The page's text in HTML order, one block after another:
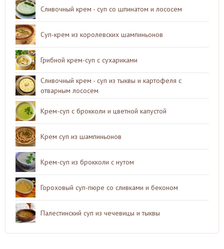
Сливочный крем - суп со шпинатом и лососем
Суп-крем из королевских шампиньонов
Грибной крем-суп с сухариками
Сливочный крем - суп из тыквы и картофеля с
отварным лососем
Крем-суп с брокколи и цветной капустой
Крем суп из шампиньонов
Крем-суп из брокколи с нутом
Гороховый суп-пюре со сливками и беконом
Палестинский суп из чечевицы и тыквы